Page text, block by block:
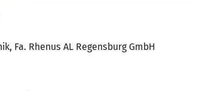
Fa. Rhenus AL Regensburg GmbH